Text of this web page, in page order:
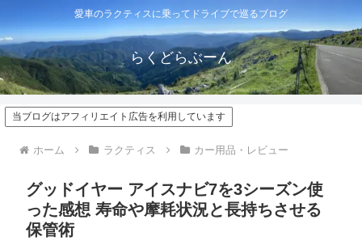
愛車のラクティスに乗ってドライブで巡るブログ
らくどらぶーん
当ブログはアフィリエイト広告を利用しています
ホーム ラクティス カー用品・レビュー
グッドイヤー アイスナビ7を3シーズン使
った感想 寿命や摩耗状況と長持ちさせる
保管術